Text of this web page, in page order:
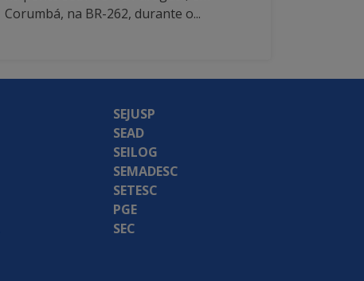
Corumbá, na BR-262, durante o...
SEJUSP
SEAD
SEILOG
SEMADESC
SETESC
PGE
SEC